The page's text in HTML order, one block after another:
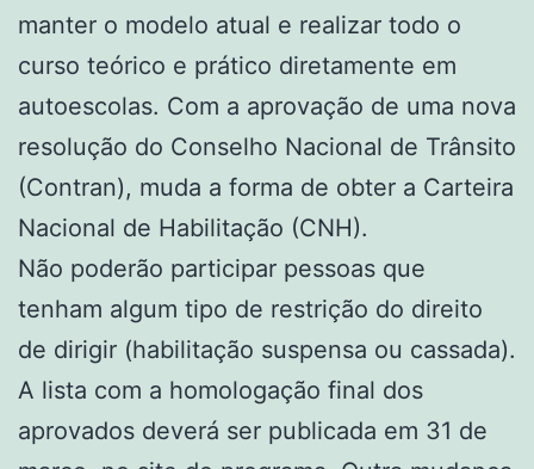
manter o modelo atual e realizar todo o
curso teórico e prático diretamente em
autoescolas. Com a aprovação de uma nova
resolução do Conselho Nacional de Trânsito
(Contran), muda a forma de obter a Carteira
Nacional de Habilitação (CNH).
Não poderão participar pessoas que
tenham algum tipo de restrição do direito
de dirigir (habilitação suspensa ou cassada).
A lista com a homologação final dos
aprovados deverá ser publicada em 31 de